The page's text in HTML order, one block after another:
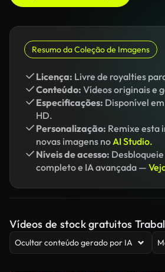
Resumo da Coleção de Imagens
Licença: Livre de royalties
Conteúdo: Vídeos originais e
Especificações: Disponível
HD.
Personalização: Remixe esta
novas imagens noAI Studio.
Níveis de acesso:
completo e IA avançada —
Vídeos de stock gratuitos
Ocultar conteúdo gerado por IA